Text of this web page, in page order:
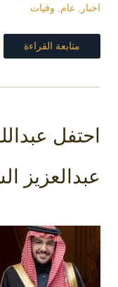
اخبار , عام, وفيات
متابعة القراءة 2
احتفل
عبدالعزيز